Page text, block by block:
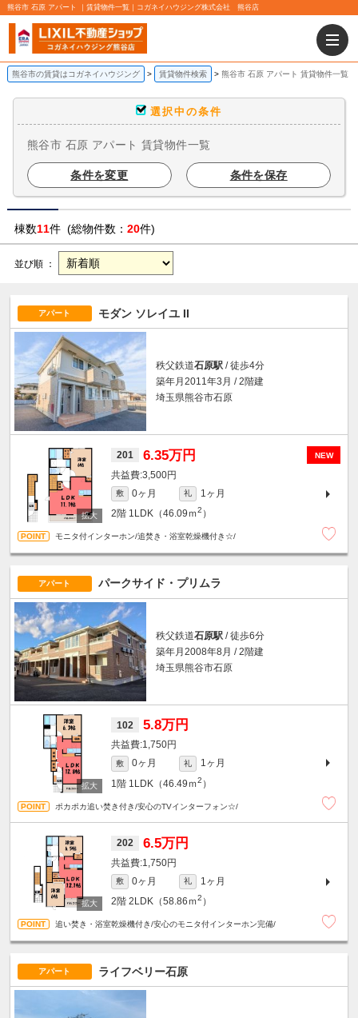
熊谷市 石原 アパート ｜賃貸物件一覧｜コガネイハウジング株式会社 熊谷店
熊谷市の賃貸はコガネイハウジング 賃貸物件検索 熊谷市 石原 アパート 賃貸物件一覧
選択中の条件
熊谷市 石原 アパート 賃貸物件一覧
条件を変更 条件を保存
棟数11件 (総物件数： 20件)
並び順 ：
アパート モダン ソレイユ II
秩父鉄道石原駅 / 徒歩4分
築年月2011年3月 / 2階建
埼玉県熊谷市石原
NEW
201 6.35万円
3,500円
敷 0ヶ月 礼
1ヶ月
2階 1LDK（46.09ｍ2 ）
モニタ付インターホン/追焚き・浴室乾燥機付き☆/
アパート パークサイド・プリムラ
秩父鉄道石原駅 / 徒歩6分
築年月2008年8月 / 2階建
埼玉県熊谷市石原
102 5.8万円
1,750円
敷 0ヶ月 礼
1ヶ月
1階 1LDK（46.49ｍ2 ）
ポカポカ追い焚き付き/安心のTVインターフォン☆/
202 6.5万円
1,750円
敷 0ヶ月 礼
1ヶ月
2階 2LDK（58.86ｍ2 ）
追い焚き・浴室乾燥機付き/安心のモニタ付インターホン完備/
アパート ライフベリー石原